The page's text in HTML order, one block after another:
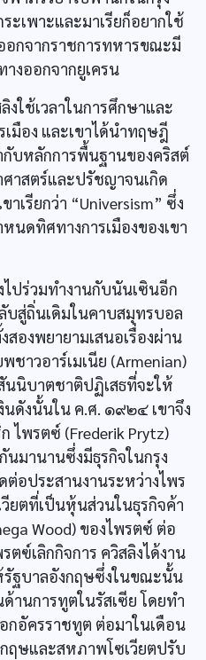
ะเพาะและมาเรียก็อยากใช้
อกจากราชการทหารขณะมี
งออกจากยูเครน
ใช้เวลาในการศึกษาและ
มือง และเขาได้นำทฤษฎี
กับหลักการพื้นฐานของคริสต์
าสตร์และปรัชญาจนเกิด
เรียกว่า “Universism” ซึ่ง
นดทิศทางการเมืองของเขา
ปร่วมทำงานกับนันเซินอีก
บสู่ถิ่นเดิมในคาบสมุทรบอล
องพยายามเสนอเรื่องผ่าน
ชาวอาร์เมเนีย (Armenian)
นนิบาตชาติปฏิเสธที่จะให้
นดังนั้นใน ค.ศ. ๑๙๒๔ เขาจึง
ไพรตซ์ (Frederik Prytz)
นมานานซึ่งมีธุรกิจในกรุง
อประสานงานระหว่างไพร
ยตที่เป็นหุ้นส่วนในธุรกิจค้า
Wood) ของไพรตซ์ ต่อ
ฃ์เลิกกิจการ ควิสลิงได้งาน
รัฐบาลอังกฤษซึ่งในขณะนั้น
านการทูตในรัสเซีย โดยทำ
กอัครราชทูต ต่อมาในเดือน
ฤษและสหภาพโซเวียตปรับ